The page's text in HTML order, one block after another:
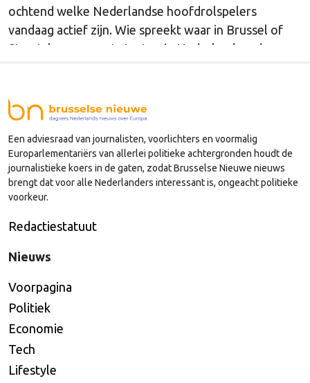
ochtend welke Nederlandse hoofdrolspelers
vandaag actief zijn. Wie spreekt waar in Brussel of
Straatsburg, en wat staat er in Nederland op de
Een adviesraad van journalisten, voorlichters en voormalig
Europarlementariërs van allerlei politieke achtergronden houdt de
journalistieke koers in de gaten, zodat Brusselse Nieuwe nieuws
brengt dat voor alle Nederlanders interessant is, ongeacht politieke
voorkeur.
Redactiestatuut
Nieuws
Voorpagina
Politiek
Economie
Tech
Lifestyle